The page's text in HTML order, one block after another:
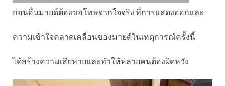
ก่อนอื่นมายด์ต้องขอโทษจากใจจริง ที่การแสดงออกและ
ความเข้าใจคลาดเคลื่อนของมายด์ในเหตุการณ์ครั้งนี้
ได้สร้างความเสียหายและทำให้หลายคนต้องผิดหวัง